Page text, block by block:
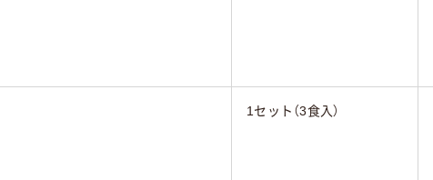
1セット（3食入）